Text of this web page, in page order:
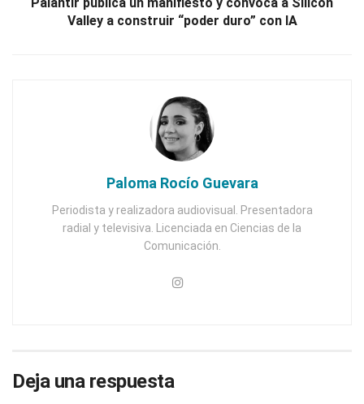
Valley a construir “poder duro” con IA
Paloma Rocío Guevara
Periodista y realizadora audiovisual. Presentadora
radial y televisiva. Licenciada en Ciencias de la
Comunicación.
Deja una respuesta